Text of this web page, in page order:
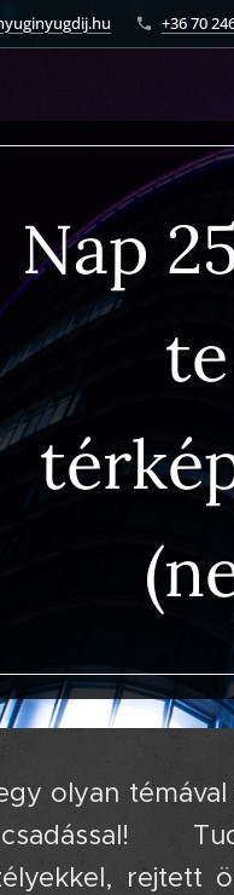
+36 70
Nap
olyan
🧭
rejtett